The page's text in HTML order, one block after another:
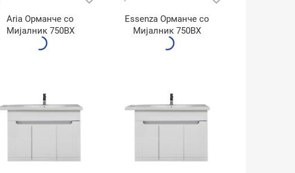
Aria Орманче со
Мијалник 750BX
Essenza Орманче со
Мијалник 750BX